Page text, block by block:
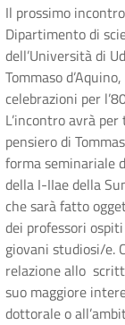
Il prossimo
Dipartimento di
dell’Università di
Tommaso
celebrazioni per
L’incontro avrà
pensiero di
forma seminariale
della I-IIae della
che sarà fatto
dei professori
giovani studiosi/e.
relazione allo
suo maggiore
dottorale o